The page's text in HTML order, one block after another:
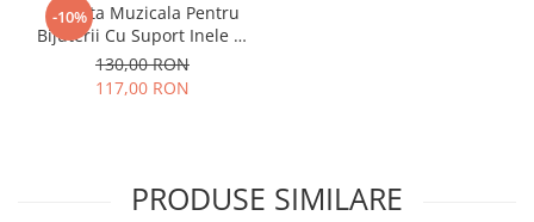
-10%
Cutiuta Muzicala Pentru
Bijuterii Cu Suport Inele Si
Sertar 'Forest Dance'
130,00 RON
117,00 RON
PRODUSE SIMILARE